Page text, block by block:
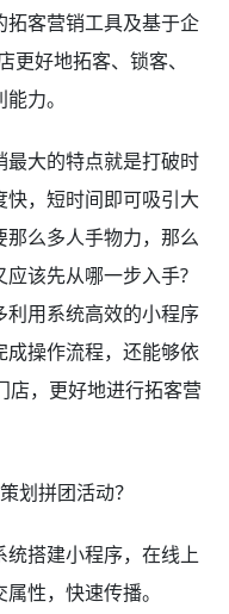
客营销工具及基于企
好地拓客、锁客、
力。
大的特点就是打破时
，短时间即可吸引大
么多人手物力，那么
该先从哪一步入手?
用系统高效的小程序
操作流程，还能够依
店，更好地进行拓客营
搭建小程序，在线上
性，快速传播。